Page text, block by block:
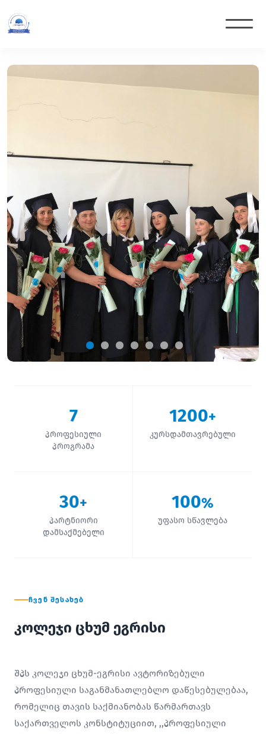
7
პროფესიული
პროგრამა
1200+
კურსდამთავრებული
30+
პარტნიორი
დამსაქმებელი
100%
უფასო სწავლება
ᲩᲕᲔᲜ ᲨᲔᲡᲐᲮᲔᲑ
კოლეჯი ცხუმ ეგრისი
შპს კოლეჯი ცხუმ-ეგრისი ავტორიზებული
პროფესიული საგანმანათლებლო დაწესებულებაა,
რომელიც თავის საქმიანობას წარმართავს
საქართველოს კონსტიტუციით, ,,პროფესიული